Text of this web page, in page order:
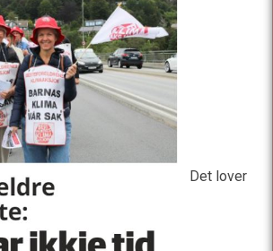
Det lover